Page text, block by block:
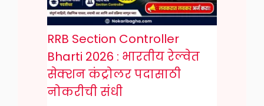
RRB Section Controller
Bharti 2026 : भारतीय रेल्वेत
सेक्शन कंट्रोलर पदासाठी
नोकरीची संधी